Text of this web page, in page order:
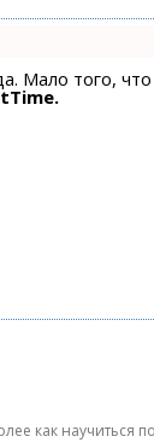
Мало того,
как научиться